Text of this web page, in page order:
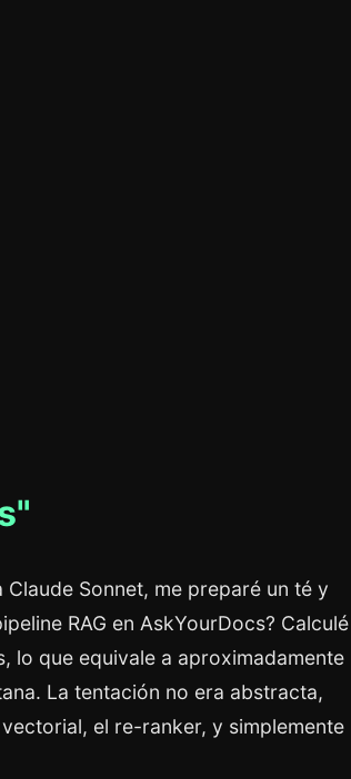
Sonnet, me preparé un té y
RAG en AskYourDocs? Calculé
que equivale a aproximadamente
La tentación no era abstracta,
el re-ranker, y simplemente